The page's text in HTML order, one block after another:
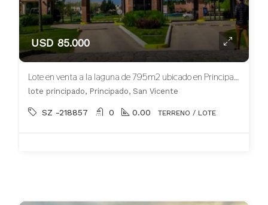
USD 85.000
Lote en venta a la laguna de 795m2 ubicado en Principado
lote principado, Principado, San Vicente
SZ -218857 0 0.00 TERRENO / LOTE